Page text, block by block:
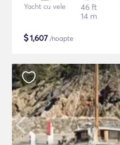
Yacht cu vele
46 ft
14 m
$1,607 /noapte